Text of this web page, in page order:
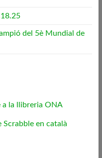
del 5è Mundial de